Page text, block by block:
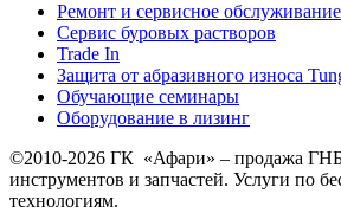
Ремонт и сервисное
Сервис буровых растворов
Trade In
Защита от абразивного износа
Обучающие семинары
Оборудование в лизинг
©2010-2026 ГК «Афари» – продажа
инструментов и запчастей. Услуги по
технологиям.